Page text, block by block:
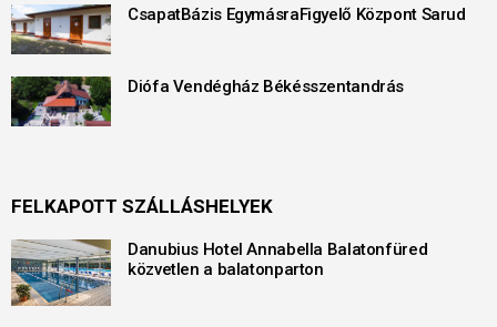
CsapatBázis EgymásraFigyelő Központ Sarud
Diófa Vendégház Békésszentandrás
FELKAPOTT SZÁLLÁSHELYEK
Danubius Hotel Annabella Balatonfüred
közvetlen a balatonparton